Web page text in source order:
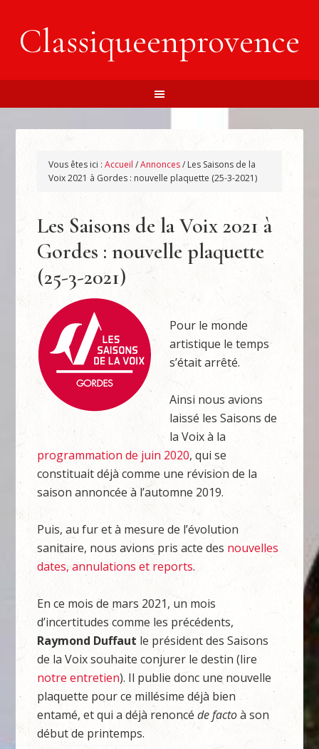
Classiqueenprovence
Vous êtes ici :Accueil /Annonces/ Les Saisons de la
Voix 2021 à Gordes : nouvelle plaquette (25-3-2021)
Les Saisons de la Voix 2021 à
Gordes : nouvelle plaquette
(25-3-2021)
Pour le monde
artistique le temps
s’était arrêté.
Ainsi nous avions
laissé les Saisons de
la Voix à la
programmation de juin 2020, qui se
constituait déjà comme une révision de la
saison annoncée à l’automne 2019.
Puis, au fur et à mesure de l’évolution
sanitaire, nous avions pris acte des nouvelles
dates, annulations et reports.
En ce mois de mars 2021, un mois
d’incertitudes comme les précédents,
Raymond Duffaut le président des Saisons
de la Voix souhaite conjurer le destin (lire
notre entretien). Il publie donc une nouvelle
plaquette pour ce millésime déjà bien
entamé, et qui a déjà renoncéde factoà son
début de printemps.